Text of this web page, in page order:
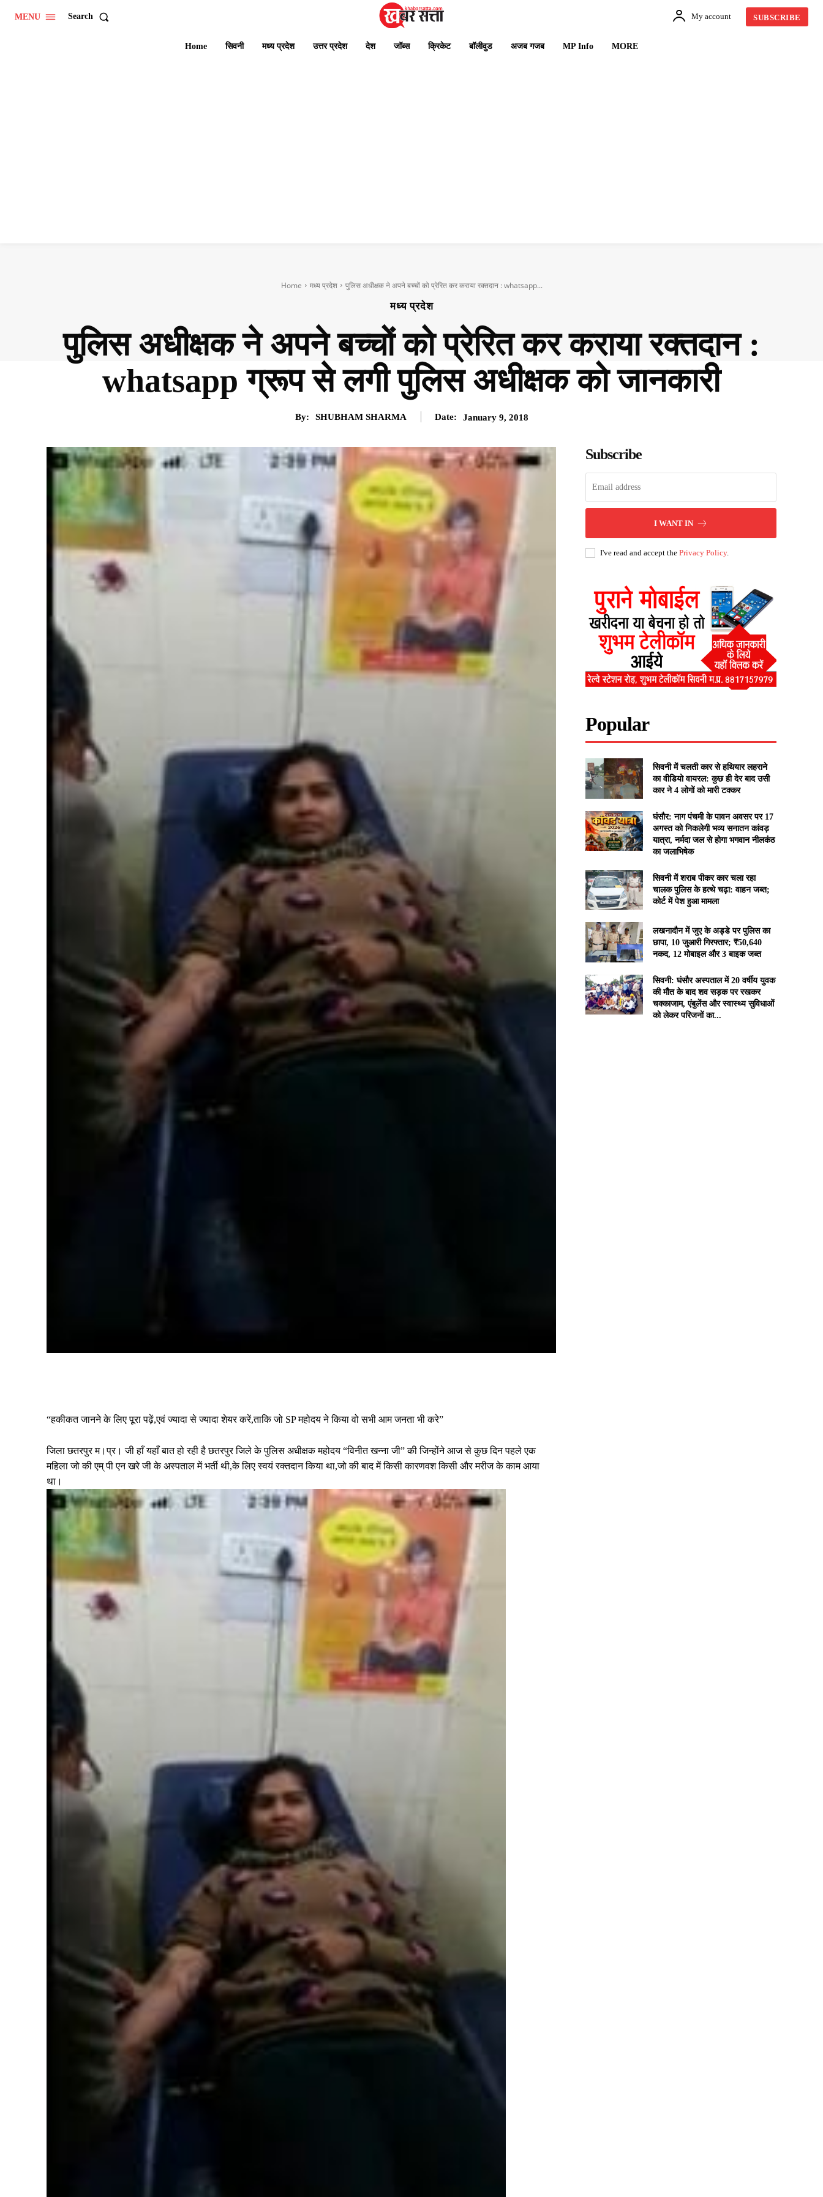
MENU Search My account SUBSCRIBE
Home सिवनी मध्य प्रदेश उत्तर प्रदेश देश जॉब्स क्रिकेट बॉलीवुड अजब गजब MP Info MORE
Home मध्य प्रदेश पुलिस अधीक्षक ने अपने बच्चों को प्रेरित कर कराया रक्तदान : whatsapp...
मध्य प्रदेश
पुलिस अधीक्षक ने अपने बच्चों को प्रेरित कर कराया रक्तदान :
whatsapp ग्रूप से लगी पुलिस अधीक्षक को जानकारी
By: SHUBHAM SHARMA Date: January 9, 2018
“हकीकत जानने के लिए पूरा पढ़ें,एवं ज्यादा से ज्यादा शेयर करें,ताकि जो SP महोदय ने किया वो सभी आम जनता भी करे”
जिला छतरपुर म।प्र। जी हाँ यहाँ बात हो रही है छतरपुर जिले के पुलिस अधीक्षक महोदय “विनीत खन्ना जी” की जिन्होंने आज से कुछ दिन पहले एक
महिला जो की एम् पी एन खरे जी के अस्पताल में भर्ती थी,के लिए स्वयं रक्तदान किया था,जो की बाद में किसी कारणवश किसी और मरीज के काम आया
था।
Subscribe
I WANT IN
I've read and accept thePrivacy Policy.
Popular
सिवनी में चलती कार से हथियार लहराने
का वीडियो वायरल: कुछ ही देर बाद उसी
कार ने 4 लोगों को मारी टक्कर
घंसौर: नाग पंचमी के पावन अवसर पर 17
अगस्त को निकलेगी भव्य सनातन कांवड़
यात्रा, नर्मदा जल से होगा भगवान नीलकंठ
का जलाभिषेक
सिवनी में शराब पीकर कार चला रहा
चालक पुलिस के हत्थे चढ़ा: वाहन जब्त;
कोर्ट में पेश हुआ मामला
लखनादौन में जुए के अड्डे पर पुलिस का
छापा, 10 जुआरी गिरफ्तार; ₹50,640
नकद, 12 मोबाइल और 3 बाइक जब्त
सिवनी: घंसौर अस्पताल में 20 वर्षीय युवक
की मौत के बाद शव सड़क पर रखकर
चक्काजाम, एंबुलेंस और स्वास्थ्य सुविधाओं
को लेकर परिजनों का...